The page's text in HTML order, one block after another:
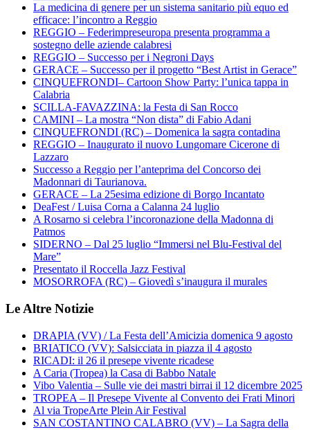
La medicina di genere per un sistema sanitario più equo ed
efficace: l’incontro a Reggio
REGGIO – Federimpreseuropa presenta programma a
sostegno delle aziende calabresi
REGGIO – Successo per i Negroni Days
GERACE – Successo per il progetto “Best Artist in Gerace”
CINQUEFRONDI– Cartoon Show Party: l’unica tappa in
Calabria
SCILLA-FAVAZZINA: la Festa di San Rocco
CAMINI – La mostra “Non dista” di Fabio Adani
CINQUEFRONDI (RC) – Domenica la sagra contadina
REGGIO – Inaugurato il nuovo Lungomare Cicerone di
Lazzaro
Successo a Reggio per l’anteprima del Concorso dei
Madonnari di Taurianova.
GERACE – La 25esima edizione di Borgo Incantato
DeaFest / Luisa Corna a Calanna 24 luglio
A Rosarno si celebra l’incoronazione della Madonna di
Patmos
SIDERNO – Dal 25 luglio “Immersi nel Blu-Festival del
Mare”
Presentato il Roccella Jazz Festival
MOSORROFA (RC) – Giovedì s’inaugura il murales
Le Altre Notizie
DRAPIA (VV) / La Festa dell’Amicizia domenica 9 agosto
BRIATICO (VV): Salsicciata in piazza il 4 agosto
RICADI: il 26 il presepe vivente ricadese
A Caria (Tropea) la Casa di Babbo Natale
Vibo Valentia – Sulle vie dei mastri birrai il 12 dicembre 2025
TROPEA – Il Presepe Vivente al Convento dei Frati Minori
Al via TropeArte Plein Air Festival
SAN COSTANTINO CALABRO (VV) – La Sagra della